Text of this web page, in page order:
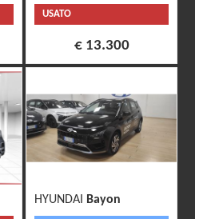
USATO
€ 13.300
HYUNDAI Bayon